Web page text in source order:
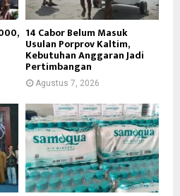
14 Cabor Belum Masuk
Usulan Porprov Kaltim,
Kebutuhan Anggaran Jadi
Pertimbangan
Agustus 7, 2026